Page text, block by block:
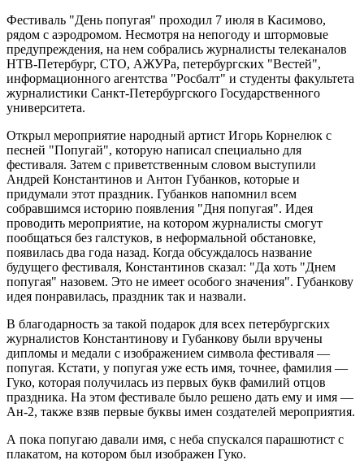
Фестиваль "День попугая" проходил 7 июля в Касимово,
рядом с аэродромом. Несмотря на непогоду и штормовые
предупреждения, на нем собрались журналисты телеканалов
НТВ-Петербург, СТО, АЖУРа, петербургских "Вестей",
информационного агентства "Росбалт" и студенты факультета
журналистики Санкт-Петербургского Государственного
университета.
Открыл мероприятие народный артист Игорь Корнелюк с
песней "Попугай", которую написал специально для
фестиваля. Затем с приветственным словом выступили
Андрей Константинов и Антон Губанков, которые и
придумали этот праздник. Губанков напомнил всем
собравшимся историю появления "Дня попугая". Идея
проводить мероприятие, на котором журналисты смогут
пообщаться без галстуков, в неформальной обстановке,
появилась два года назад. Когда обсуждалось название
будущего фестиваля, Константинов сказал: "Да хоть "Днем
попугая" назовем. Это не имеет особого значения". Губанкову
идея понравилась, праздник так и назвали.
В благодарность за такой подарок для всех петербургских
журналистов Константинову и Губанкову были вручены
дипломы и медали с изображением символа фестиваля —
попугая. Кстати, у попугая уже есть имя, точнее, фамилия —
Гуко, которая получилась из первых букв фамилий отцов
праздника. На этом фестивале было решено дать ему и имя —
Ан-2, также взяв первые буквы имен создателей мероприятия.
А пока попугаю давали имя, с неба спускался парашютист с
плакатом, на котором был изображен Гуко.